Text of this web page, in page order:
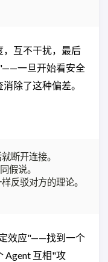
，互不干扰，最后
一旦开始看安全
除了这种偏差。
效应"——找到一个
Agent 互相"攻